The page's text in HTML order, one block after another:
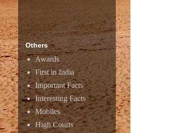
Others
Awards
First in India
Important Facts
Interesting Facts
Mobiles
High Courts